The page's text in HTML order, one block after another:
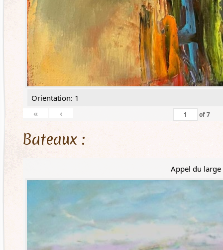
Orientation: 1
«
‹ of7
Bateaux :
Appel du large